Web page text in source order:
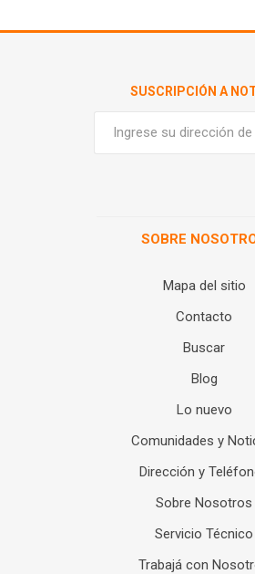
SUSCRIPCIÓN A
SOBRE
Mapa del sitio
Contacto
Buscar
Blog
Lo nuevo
Comunidades y
Dirección y
Sobre Nosotros
Servicio Técnico
Trabajá con